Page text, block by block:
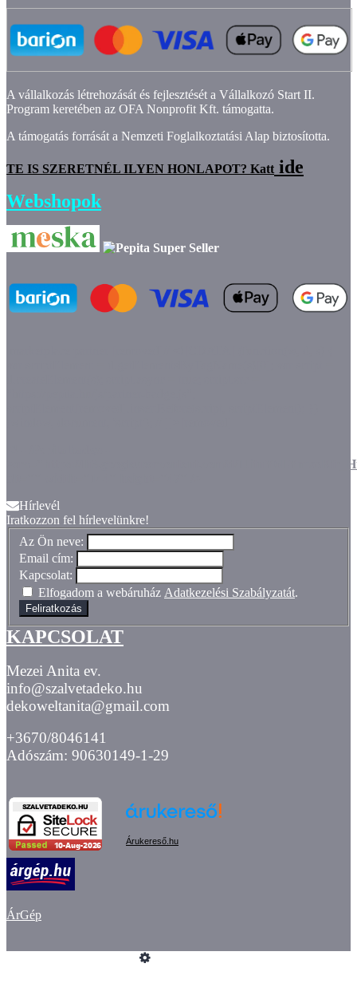
A vállalkozás létrehozását és fejlesztését a Vállalkozó Start II.
Program keretében az OFA Nonprofit Kft. támogatta.
A támogatás forrását a Nemzeti Foglalkoztatási Alap biztosította.
TE IS SZERETNÉL ILYEN HONLAPOT? Katt ide
Webshopok
>src="https://lh3.googleusercontent.com/d/
Hírlevél
Iratkozzon fel hírlevelünkre!
Az Ön neve:
Email cím:
Kapcsolat:
Elfogadom a webáruház Adatkezelési Szabályzatát.
Feliratkozás
KAPCSOLAT
Mezei Anita ev.
info@szalvetadeko.hu
dekoweltanita@gmail.com
+3670/8046141
Adószám: 90630149-1-29
Árukereső.hu
ÁrGép